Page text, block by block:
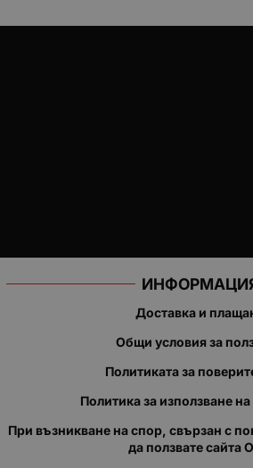
Доставка и
Общи условия за
Политиката за
Политика за използване
При възникване на спор, свързан с
да ползвате сайта